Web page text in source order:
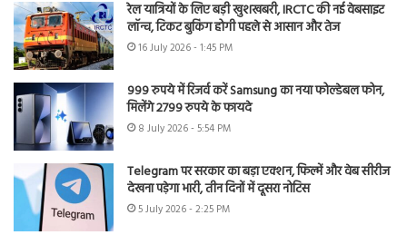
रेल यात्रियों के लिए बड़ी खुशखबरी, IRCTC की नई वेबसाइट
लॉन्च, टिकट बुकिंग होगी पहले से आसान और तेज
16 July 2026 - 1:45 PM
999 रुपये में रिजर्व करें Samsung का नया फोल्डेबल फोन,
मिलेंगे 2799 रुपये के फायदे
8 July 2026 - 5:54 PM
Telegram पर सरकार का बड़ा एक्शन, फिल्में और वेब सीरीज
देखना पड़ेगा भारी, तीन दिनों में दूसरा नोटिस
5 July 2026 - 2:25 PM